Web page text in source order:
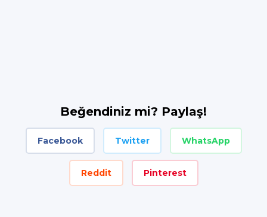
Beğendiniz mi? Paylaş!
Facebook Twitter WhatsApp
Reddit Pinterest